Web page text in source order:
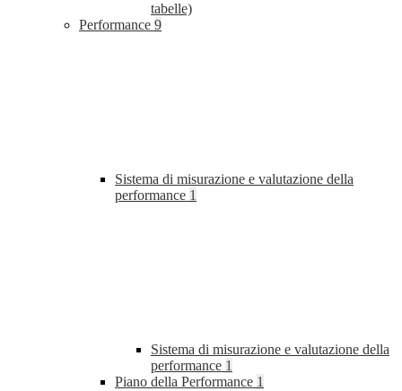
tabelle)
Performance 9
Sistema di misurazione e valutazione della
performance 1
Sistema di misurazione e valutazione della
performance 1
Piano della Performance 1